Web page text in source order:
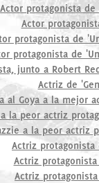
Actor protagonista
Actor
protagonista de
protagonista de
junto a Robert
Actriz de
al Goya a la mejor
la peor actriz
a la peor actriz
Actriz
Actriz
Actriz